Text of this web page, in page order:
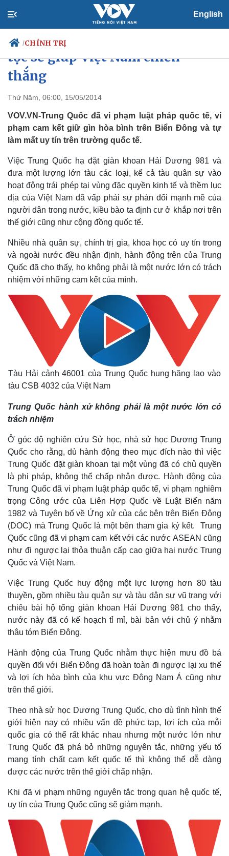
English
/CHÍNH TRỊ
Chính trị
Tổ chức nhân sự
Quốc hội
Nhận diện sự thật
Dự báo thời tiết
Giáo dục
Dấu ấn VOV
Biển đảo
Thế giới
Quan sát
Cuộc sống đó đây
Multimedia
Video
Sức mạnh đại đoàn kết toàn dân
tộc sẽ giúp Việt Nam chiến
thắng
Thứ Năm, 06:00, 15/05/2014
VOV.VN-Trung Quốc đã vi phạm luật pháp quốc tế, vi
phạm cam kết giữ gìn hòa bình trên Biển Đông và tự
làm mất uy tín trên trường quốc tế.
Việc Trung Quốc hạ đặt giàn khoan Hải Dương 981 và
đưa một lượng lớn tàu các loại, kể cả tàu quân sự vào
hoạt động trái phép tại vùng đặc quyền kinh tế và thềm lục
địa của Việt Nam đã vấp phải sự phản đổi mạnh mẽ của
người dân trong nước, kiều bào ta định cư ở khắp nơi trên
thế giới cũng như cộng đồng quốc tế.
Nhiều nhà quân sự, chính trị gia, khoa học có uy tín trong
và ngoài nước đều nhận định, hành động trên của Trung
Quốc đã cho thấy, họ không phải là một nước lớn có trách
nhiệm với những cam kết của mình.
Tàu Hải cảnh 46001 của Trung Quốc hung hăng lao vào
tàu CSB 4032 của Việt Nam
Trung Quốc hành xử không phải là một nước lớn có
trách nhiệm
Ở góc độ nghiên cứu Sử học, nhà sử học Dương Trung
Quốc cho rằng, dù hành động theo mục đích nào thì việc
Trung Quốc đặt giàn khoan tại một vùng đã có chủ quyền
là phi pháp, không thể chấp nhận được. Hành động của
Trung Quốc đã vi phạm luật pháp quốc tế, vi phạm nghiêm
trọng Công ước của Liên Hợp Quốc về Luật Biển năm
1982 và Tuyên bố về Ứng xử của các bên trên Biển Đông
(DOC) mà Trung Quốc là một bên tham gia ký kết. Trung
Quốc cũng đã vi phạm cam kết với các nước ASEAN cũng
như đi ngược lại thỏa thuận cấp cao giữa hai nước Trung
Quốc và Việt Nam.
Việc Trung Quốc huy động một lực lượng hơn 80 tàu
thuyền, gồm nhiều tàu quân sự và tàu dân sự vũ trang với
chiêu bài hộ tống giàn khoan Hải Dương 981 cho thấy,
nước này đã có kế hoạch tỉ mỉ, bài bản với chủ ý nhằm
thâu tóm Biển Đông.
Hành động của Trung Quốc nhằm thực hiện mưu đồ bá
quyền đối với Biển Đông đã hoàn toàn đi ngược lại xu thế
và lợi ích hòa bình của khu vực Đông Nam Á cũng như
trên thế giới.
Theo nhà sử học Dương Trung Quốc, cho dù tình hình thế
giới hiện nay có nhiều vấn đề phức tạp, lợi ích của mỗi
quốc gia có thể rất khác nhau nhưng một nước lớn như
Trung Quốc đã phá bỏ những nguyên tắc, những yếu tố
mang tính chất cam kết quốc tế thì không thể dễ dàng
được các nước trên thế giới chấp nhận.
Khi đã vi phạm những nguyên tắc trong quan hệ quốc tế,
uy tín của Trung Quốc cũng sẽ giảm mạnh.